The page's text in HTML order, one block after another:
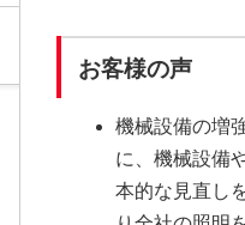
お客様の声
機械設備の増
に、機械設備
本的な見直し